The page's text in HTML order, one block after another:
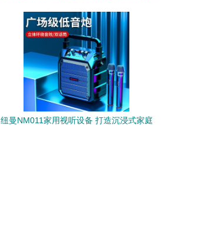
纽曼NM011家用视听设备 打造沉浸式家庭